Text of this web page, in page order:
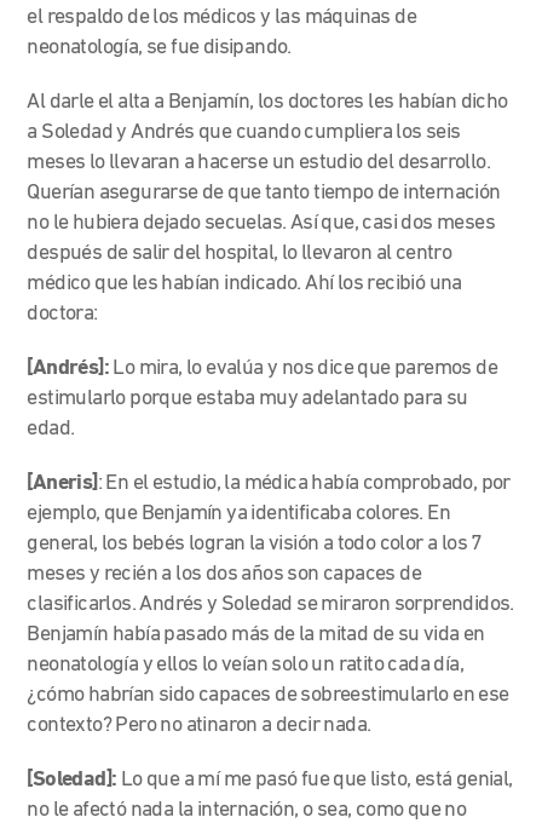
el respaldo de los médicos y las máquinas de
neonatología, se fue disipando.
Al darle el alta a Benjamín, los doctores les habían dicho
a Soledad y Andrés que cuando cumpliera los seis
meses lo llevaran a hacerse un estudio del desarrollo.
Querían asegurarse de que tanto tiempo de internación
no le hubiera dejado secuelas. Así que, casi dos meses
después de salir del hospital, lo llevaron al centro
médico que les habían indicado. Ahí los recibió una
doctora:
[Andrés]: Lo mira, lo evalúa y nos dice que paremos de
estimularlo porque estaba muy adelantado para su
edad.
[Aneris] : En el estudio, la médica había comprobado, por
ejemplo, que Benjamín ya identificaba colores. En
general, los bebés logran la visión a todo color a los 7
meses y recién a los dos años son capaces de
clasificarlos. Andrés y Soledad se miraron sorprendidos.
Benjamín había pasado más de la mitad de su vida en
neonatología y ellos lo veían solo un ratito cada día,
¿cómo habrían sido capaces de sobreestimularlo en ese
contexto? Pero no atinaron a decir nada.
[Soledad]: Lo que a mí me pasó fue que listo, está genial,
no le afectó nada la internación, o sea, como que no